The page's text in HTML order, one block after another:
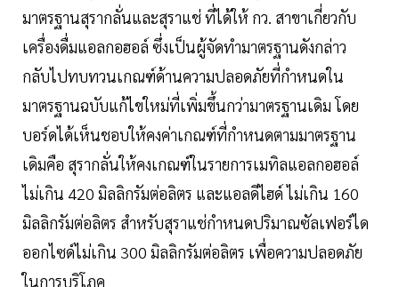
มาตรฐานสุรากลั่นและสุราแช่ ที่ได้ให้ กว. สาขาเกี่ยวกับ
เครื่องดื่มแอลกอฮอล์ ซึ่งเป็นผู้จัดทำมาตรฐานดังกล่าว
กลับไปทบทวนเกณฑ์ด้านความปลอดภัยที่กำหนดใน
มาตรฐานฉบับแก้ไขใหม่ที่เพิ่มขึ้นกว่ามาตรฐานเดิม โดย
บอร์ดได้เห็นชอบให้คงค่าเกณฑ์ที่กำหนดตามมาตรฐาน
เดิมคือ สุรากลั่นให้คงเกณฑ์ในรายการเมทิลแอลกอฮอล์
ไม่เกิน 420 มิลลิกรัมต่อลิตร และแอลดีไฮด์ ไม่เกิน 160
มิลลิกรัมต่อลิตร สำหรับสุราแช่กำหนดปริมาณซัลเฟอร์ได
ออกไซด์ไม่เกิน 300 มิลลิกรัมต่อลิตร เพื่อความปลอดภัย
ในการบริโภค